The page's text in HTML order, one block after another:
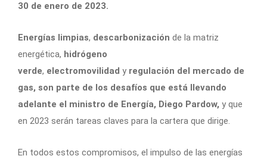
30 de enero de 2023.
Energías limpias, descarbonización de la matriz
energética, hidrógeno
verde, electromovilidad y regulación del mercado de
gas, son parte de los desafíos que está llevando
adelante el ministro de Energía, Diego Pardow, y que
en 2023 serán tareas claves para la cartera que dirige.
En todos estos compromisos, el impulso de las energías